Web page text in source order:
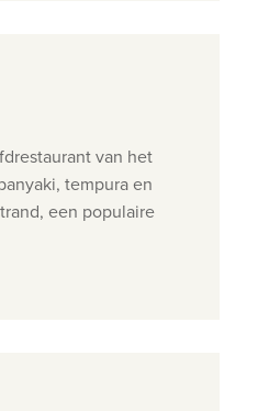
van het
tempura en
een populaire